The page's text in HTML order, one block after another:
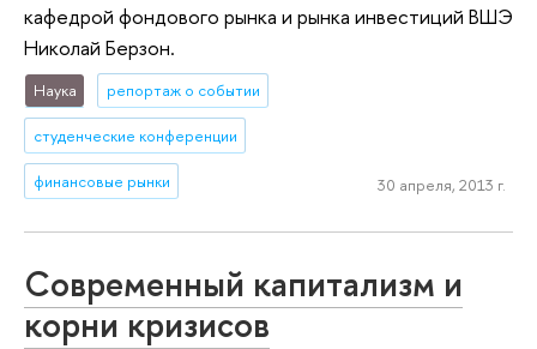
кафедрой фондового рынка и рынка инвестиций ВШЭ
Николай Берзон.
Наука репортаж о событии
студенческие конференции
финансовые рынки 30 апреля, 2013 г.
Современный капитализм и
корни кризисов